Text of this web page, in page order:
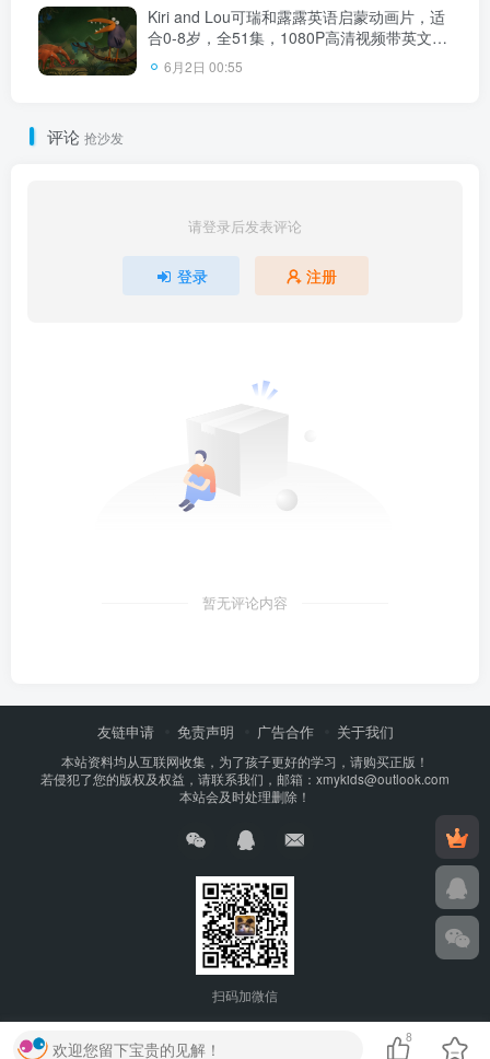
Kiri and Lou可瑞和露露英语启蒙动画片，适
合0-8岁，全51集，1080P高清视频带英文字
幕，百度云网盘下载
6月2日 00:55
评论 抢沙发
请登录后发表评论
登录 注册
暂无评论内容
友链申请 免责声明 广告合作 关于我们
本站资料均从互联网收集，为了孩子更好的学习，请购买正版！
若侵犯了您的版权及权益，请联系我们，邮箱：xmykids@outlook.com
本站会及时处理删除！
扫码加微信
欢迎您留下宝贵的见解！
8